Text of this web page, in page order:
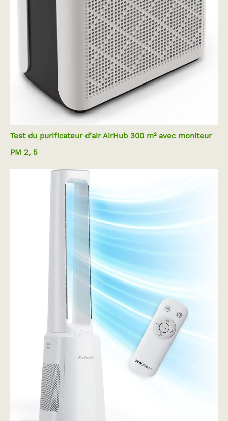
Test du purificateur d’air AirHub 300 m² avec moniteur
PM 2, 5